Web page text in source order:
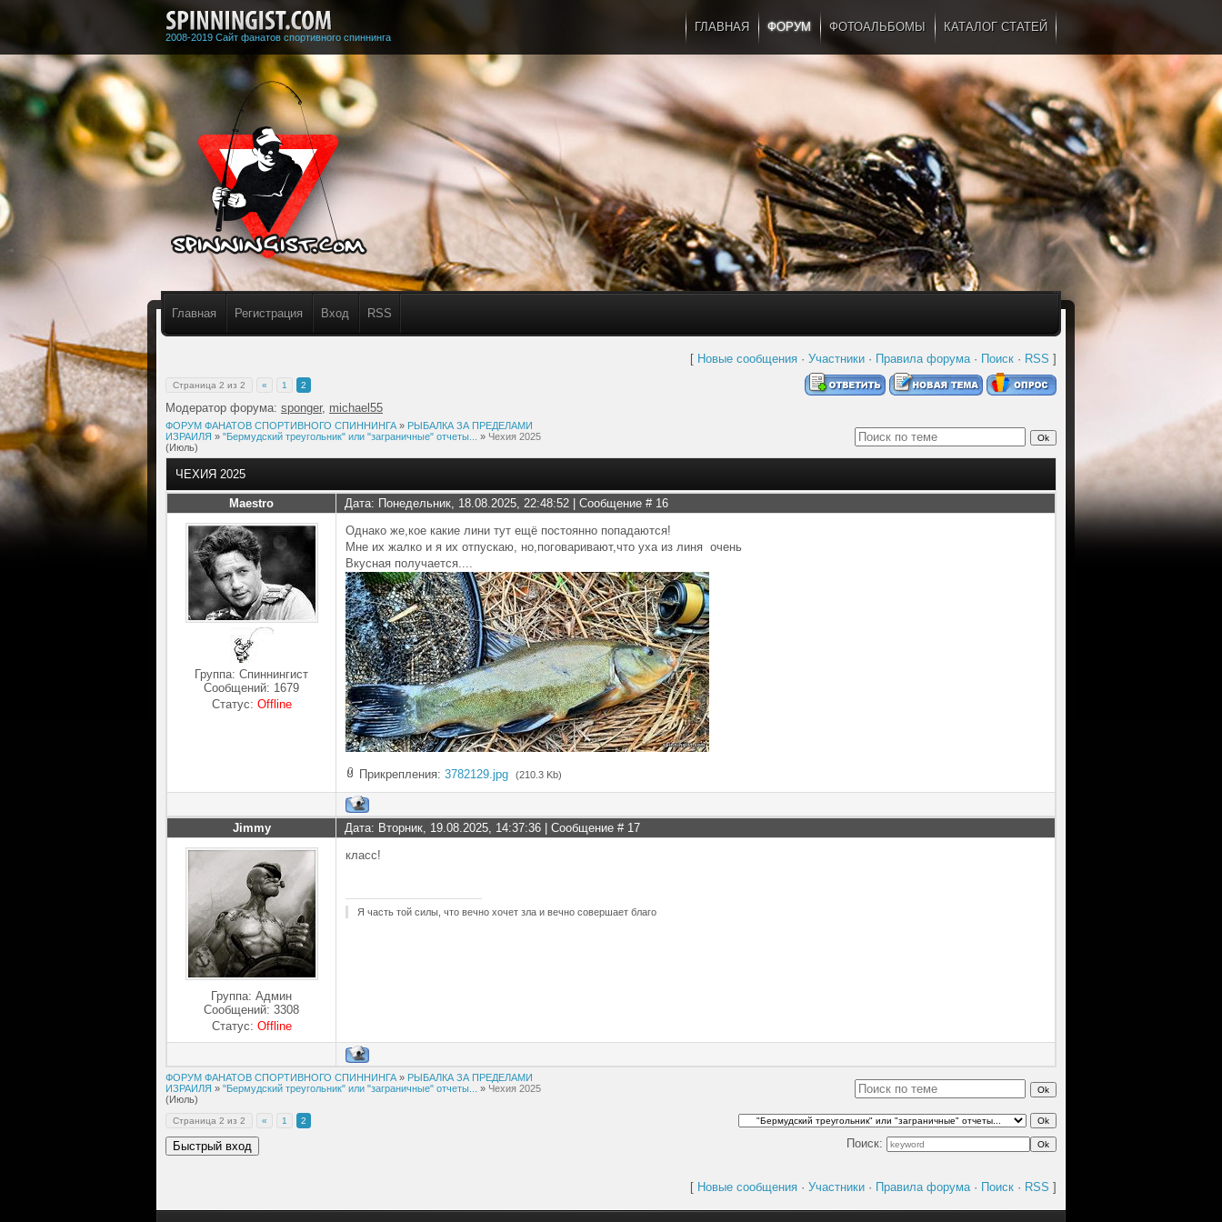
2008-2019 Сайт фанатов спортивного спиннинга
ГЛАВНАЯ ФОРУМ ФОТОАЛЬБОМЫ КАТАЛОГ СТАТЕЙ
Главная Регистрация Вход RSS
...
[ Новые сообщения · Участники · Правила форума· Поиск · RSS ]
Страница 2 из 2 « 1 2
Модератор форума: sponger, michael55
ФОРУМ ФАНАТОВ СПОРТИВНОГО СПИННИНГА » РЫБАЛКА ЗА ПРЕДЕЛАМИ
ИЗРАИЛЯ » "Бермудский треугольник" или "заграничные" отчеты... » Чехия 2025
(Июль)
ЧЕХИЯ 2025
Maestro Дата: Понедельник, 18.08.2025, 22:48:52 | Сообщение # 16
Группа: Спиннингист
Сообщений: 1679
Статус: Offline
Однако же,кое какие лини тут ещё постоянно попадаются!
Мне их жалко и я их отпускаю, но,поговаривают,что уха из линя очень
Вкусная получается....
Прикрепления: 3782129.jpg (210.3 Kb)
Jimmy Дата: Вторник, 19.08.2025, 14:37:36 | Сообщение # 17
Группа: Админ
Сообщений: 3308
Статус: Offline
класс!
Я часть той силы, что вечно хочет зла и вечно совершает благо
ФОРУМ ФАНАТОВ СПОРТИВНОГО СПИННИНГА » РЫБАЛКА ЗА ПРЕДЕЛАМИ
ИЗРАИЛЯ » "Бермудский треугольник" или "заграничные" отчеты... » Чехия 2025
(Июль)
Страница 2 из 2 « 1 2
Поиск:
[ Новые сообщения · Участники · Правила форума· Поиск · RSS ]